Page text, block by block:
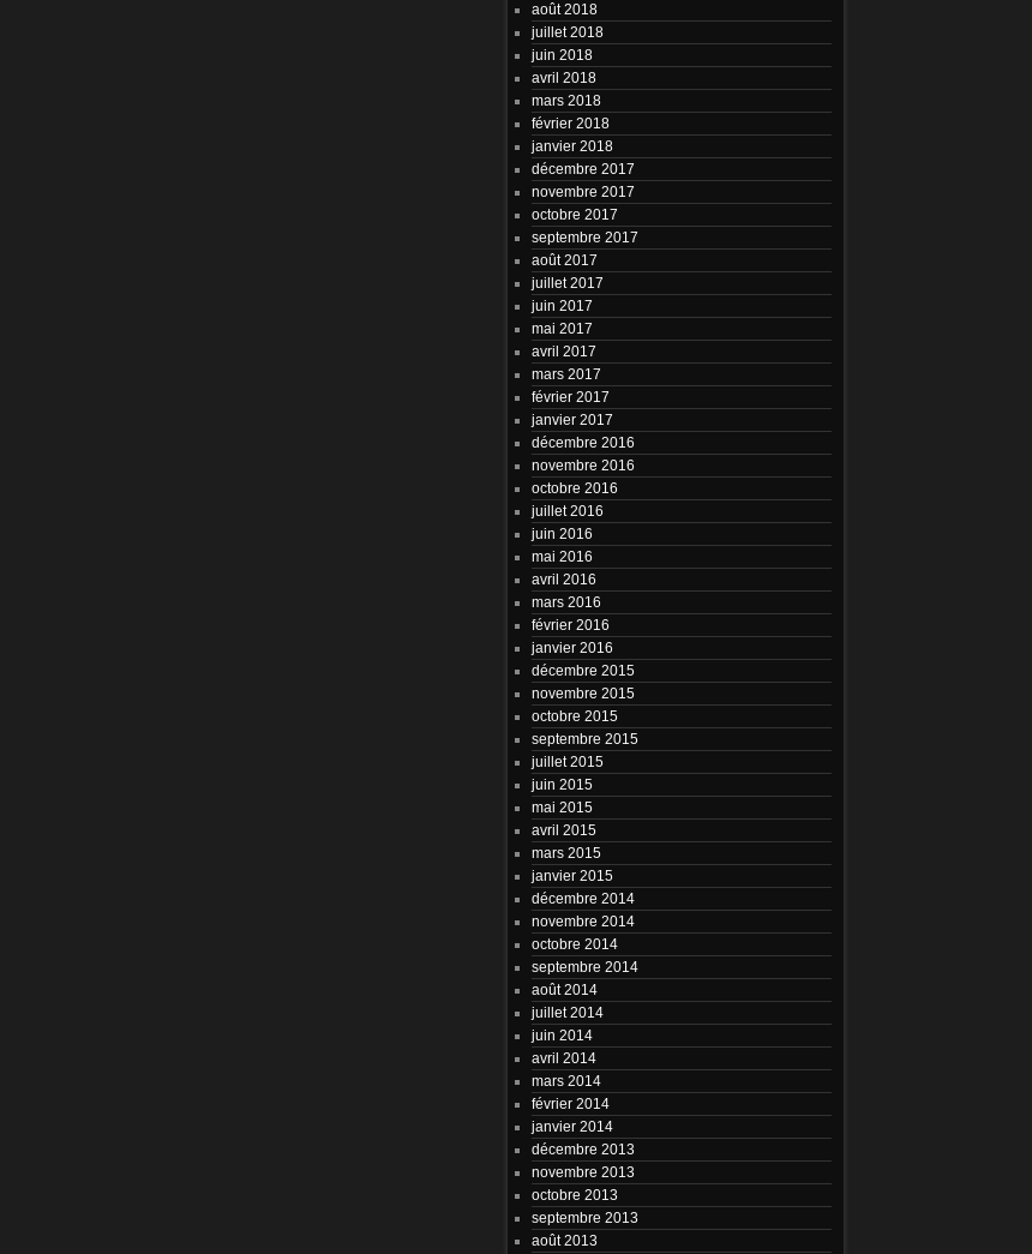
août 2018
juillet 2018
juin 2018
avril 2018
mars 2018
février 2018
janvier 2018
décembre 2017
novembre 2017
octobre 2017
septembre 2017
août 2017
juillet 2017
juin 2017
mai 2017
avril 2017
mars 2017
février 2017
janvier 2017
décembre 2016
novembre 2016
octobre 2016
juillet 2016
juin 2016
mai 2016
avril 2016
mars 2016
février 2016
janvier 2016
décembre 2015
novembre 2015
octobre 2015
septembre 2015
juillet 2015
juin 2015
mai 2015
avril 2015
mars 2015
janvier 2015
décembre 2014
novembre 2014
octobre 2014
septembre 2014
août 2014
juillet 2014
juin 2014
avril 2014
mars 2014
février 2014
janvier 2014
décembre 2013
novembre 2013
octobre 2013
septembre 2013
août 2013